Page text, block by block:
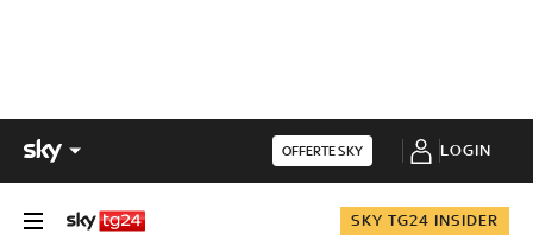
OFFERTE SKY LOGIN
SKY TG24 INSIDER